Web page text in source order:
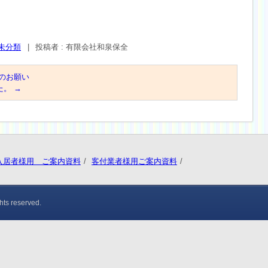
分類 投稿者 : 有限会社和泉保全
お願い
。
→
居者様用 ご案内資料 客付業者様用ご案内資料
reserved.